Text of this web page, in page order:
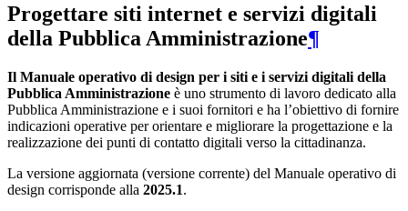
Progettare siti internet e servizi digitali
della Pubblica Amministrazione¶
Il Manuale operativo di design per i siti e i servizi digitali della
Pubblica Amministrazione è uno strumento di lavoro dedicato alla
Pubblica Amministrazione e i suoi fornitori e ha l’obiettivo di fornire
indicazioni operative per orientare e migliorare la progettazione e la
realizzazione dei punti di contatto digitali verso la cittadinanza.
La versione aggiornata (versione corrente) del Manuale operativo di
design corrisponde alla 2025.1.